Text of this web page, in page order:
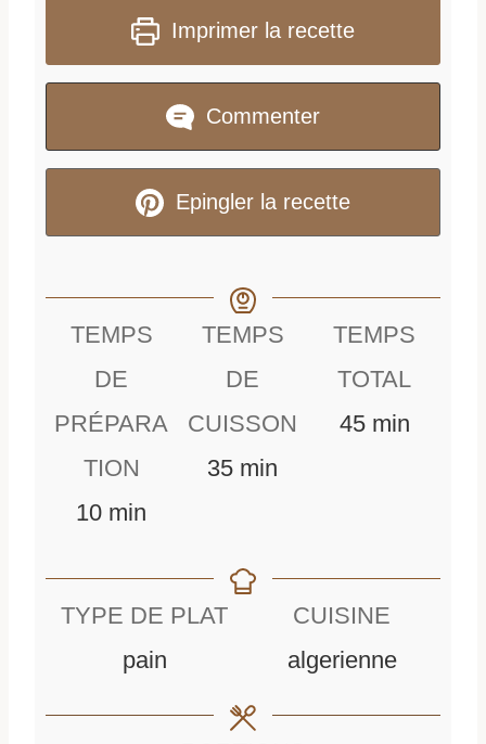
Imprimer la recette
Commenter
Epingler la recette
TEMPS
DE
PRÉPARA
TION
10m
n
min
TEMPS
DE
CUISSON
35m
u
s
min
TEMPS
TOTAL
45m
t
min
TYPE DE PLAT
pain
CUISINE
algerienne